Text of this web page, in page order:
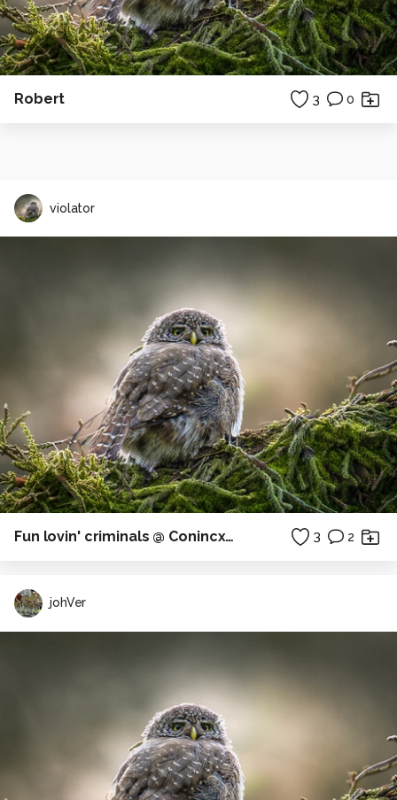
Robert 3 0
violator
Fun lovin' criminals @ Conincxpop 2026 3 2
johVer